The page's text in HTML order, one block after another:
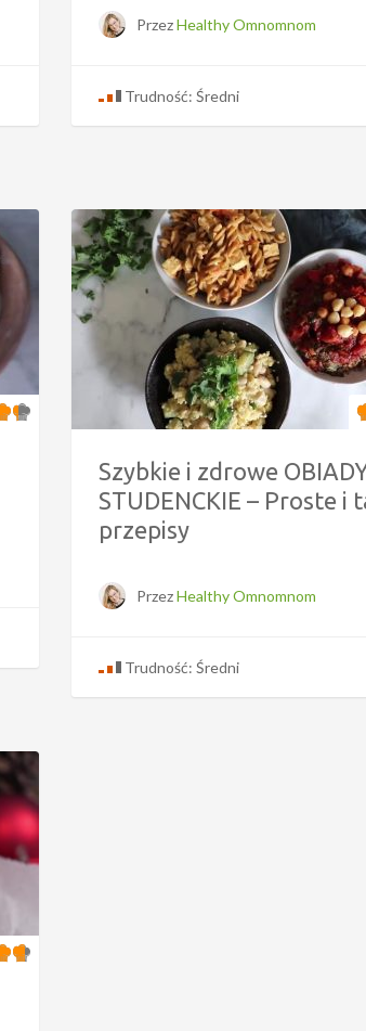
PrzezHealthy Omnomnom
Trudność: Średni
Szybkie i zdrowe
STUDENCKIE – Proste i
przepisy
PrzezHealthy Omnomnom
Trudność: Średni